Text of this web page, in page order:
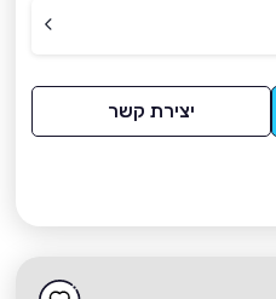
יצירת קשר